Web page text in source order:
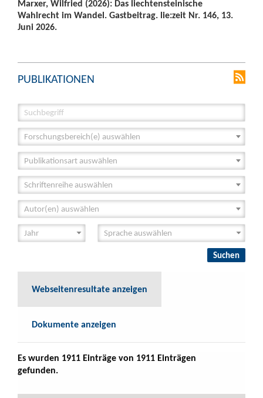
Marxer, Wilfried (2026): Das liechtensteinische
Wahlrecht im Wandel. Gastbeitrag. lie:zeit Nr. 146, 13.
Juni 2026.
PUBLIKATIONEN
Forschungsbereich(e) auswählen
Publikationsart auswählen
Schriftenreihe auswählen
Autor(en) auswählen
Webseitenresultate anzeigen
Dokumente anzeigen
Es wurden 1911 Einträge von 1911 Einträgen
gefunden.